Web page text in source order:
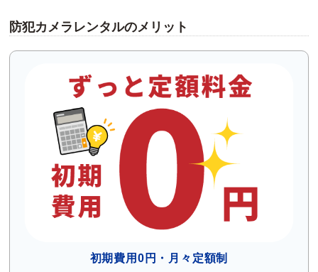
防犯カメラレンタルのメリット
初期費用0円・月々定額制